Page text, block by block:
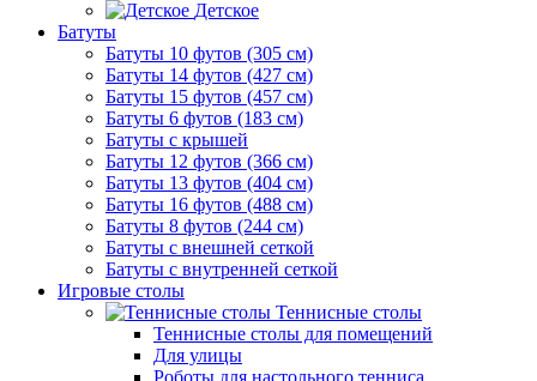
Детское
Батуты
Батуты 10 футов (305 см)
Батуты 14 футов (427 см)
Батуты 15 футов (457 см)
Батуты 6 футов (183 см)
Батуты с крышей
Батуты 12 футов (366 см)
Батуты 13 футов (404 см)
Батуты 16 футов (488 см)
Батуты 8 футов (244 см)
Батуты с внешней сеткой
Батуты с внутренней сеткой
Игровые столы
Теннисные столы
Теннисные столы для помещений
Для улицы
Роботы для настольного тенниса